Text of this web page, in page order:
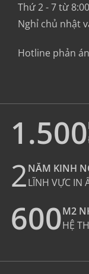
Thứ 2 - 7 từ
Nghỉ chủ nhật
Hotline phản
1.500
2NĂM KINH
LĨNH VỰC IN
600M2
HỆ